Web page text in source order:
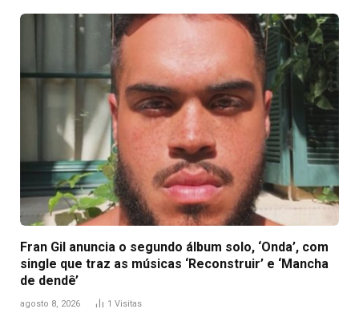
Fran Gil anuncia o segundo álbum solo, ‘Onda’, com
single que traz as músicas ‘Reconstruir’ e ‘Mancha
de dendê’
agosto 8, 2026 1 Visitas